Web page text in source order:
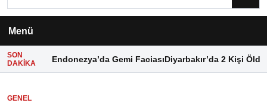
Menü
SON
DAKIKA
Endonezya’da Gemi FaciasıDiyarbakır’da 2 Kişi Öldü
GENEL